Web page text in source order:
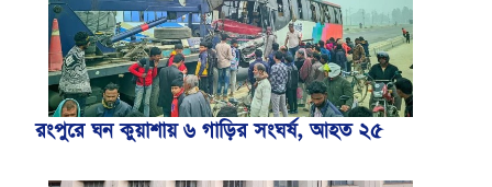
রংপুরে ঘন কুয়াশায় ৬ গাড়ির সংঘর্ষ, আহত ২৫